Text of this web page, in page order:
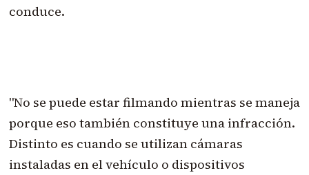
conduce.
"No se puede estar filmando mientras se maneja
porque eso también constituye una infracción.
Distinto es cuando se utilizan cámaras
instaladas en el vehículo o dispositivos